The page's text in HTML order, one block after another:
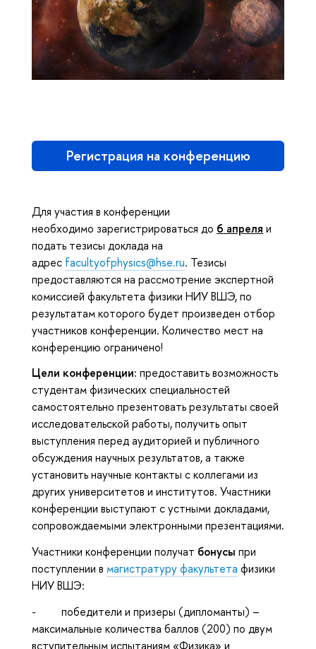
Регистрация на конференцию
Для участия в конференции
необходимо зарегистрироваться до 6 апреля и
подать тезисы доклада на
адрес facultyofphysics@hse.ru. Тезисы
предоставляются на рассмотрение экспертной
комиссией факультета физики НИУ ВШЭ, по
результатам которого будет произведен отбор
участников конференции. Количество мест на
конференцию ограничено!
Цели конференции: предоставить возможность
студентам физических специальностей
самостоятельно презентовать результаты своей
исследовательской работы, получить опыт
выступления перед аудиторией и публичного
обсуждения научных результатов, а также
установить научные контакты с коллегами из
других университетов и институтов. Участники
конференции выступают с устными докладами,
сопровождаемыми электронными презентациями.
Участники конференции получат бонусы при
поступлении в магистратуру факультета физики
НИУ ВШЭ:
- победители и призеры (дипломанты) –
максимальные количества баллов (200) по двум
вступительным испытаниям «Физика» и